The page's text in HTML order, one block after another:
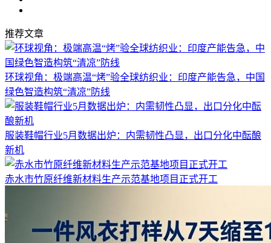
推荐文章
环球视角：极端高温“烤”验全球纺织业：印度产能告急，中国
绿色智造构筑“清凉”防线
服装鞋帽行业5月数据出炉：内需韧性凸显，出口分化中酝酿
新机
赤水市竹原纤维新材料生产示范基地项目正式开工